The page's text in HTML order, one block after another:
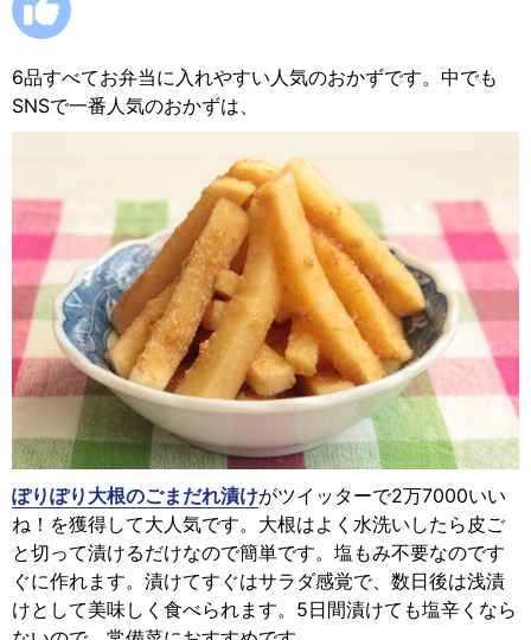
6品すべてお弁当に入れやすい人気のおかずです。中でも
SNSで一番人気のおかずは、
ぽりぽり大根のごまだれ漬けがツイッターで2万7000いい
ね！を獲得して大人気です。大根はよく水洗いしたら皮ご
と切って漬けるだけなので簡単です。塩もみ不要なのです
ぐに作れます。漬けてすぐはサラダ感覚で、数日後は浅漬
けとして美味しく食べられます。5日間漬けても塩辛くなら